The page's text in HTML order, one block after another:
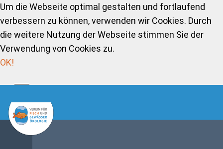
Um die Webseite optimal gestalten und fortlaufend
verbessern zu können, verwenden wir Cookies. Durch
die weitere Nutzung der Webseite stimmen Sie der
Verwendung von Cookies zu.
OK!